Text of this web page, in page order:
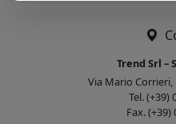
Trend Srl –
Via Mario Corrieri,
Tel. (+39)
Fax. (+39)